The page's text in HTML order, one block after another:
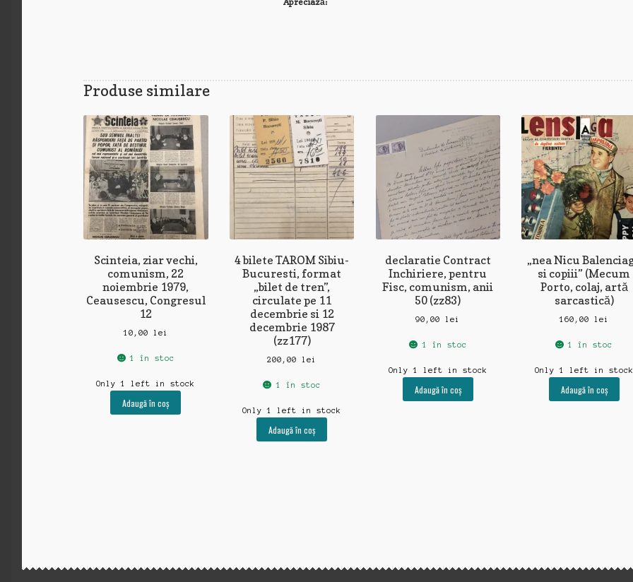
Produse similare
Scinteia, ziar vechi,
comunism, 22
noiembrie 1979,
Ceausescu, Congresul
12
10,00 lei
1 în stoc
Only 1 left in stock
Adaugă în coș
4 bilete TAROM Sibiu-
Bucuresti, format
„bilet de tren”,
circulate pe 11
decembrie si 12
decembrie 1987
(zz177)
200,00lei
1 în stoc
Only 1 left in stock
Adaugă în coș
declaratie Contract
Inchiriere, pentru
Fisc, comunism, anii
50 (zz83)
90,00lei
1 în stoc
Only 1 left in stock
Adaugă în coș
„nea Nicu
si copiii” (Mecum
Porto, colaj, artă
sarcastică)
160,00 lei
1 în stoc
Only 1 left in stock
Adaugă în coș